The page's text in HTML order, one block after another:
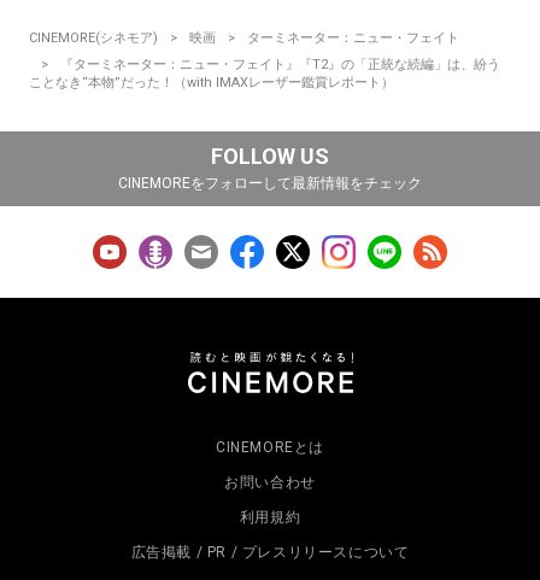
CINEMORE(シネモア) 映画
ターミネーター：ニュー・フェイト
『ターミネーター：ニュー・フェイト』『T2』の「正統な続編」は、紛う
ことなき“本物”だった！（with IMAXレーザー鑑賞レポート）
FOLLOW US
CINEMOREをフォローして最新情報をチェック
CINEMOREとは
お問い合わせ
利用規約
広告掲載 / PR / プレスリリースについて